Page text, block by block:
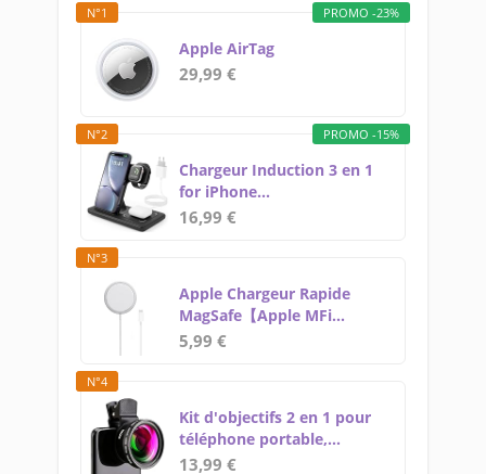
PROMO -23%
N°1
Apple AirTag
29,99 €
PROMO -15%
N°2
Chargeur Induction 3 en 1
for iPhone...
16,99 €
N°3
Apple Chargeur Rapide
MagSafe【Apple MFi...
5,99 €
N°4
Kit d'objectifs 2 en 1 pour
téléphone portable,...
13,99 €